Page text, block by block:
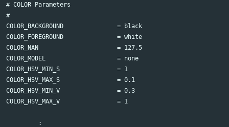
# COLOR Parameters
#
COLOR_BACKGROUND               = black
COLOR_FOREGROUND               = white
COLOR_NAN                      = 127.5
COLOR_MODEL                    = none
COLOR_HSV_MIN_S                = 1
COLOR_HSV_MAX_S                = 0.1
COLOR_HSV_MIN_V                = 0.3
COLOR_HSV_MAX_V                = 1
         :